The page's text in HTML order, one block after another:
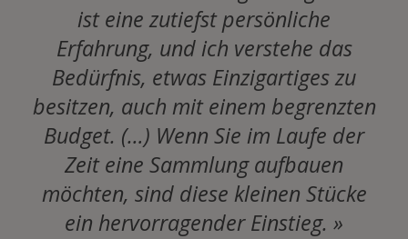
ist eine zutiefst persönliche
Erfahrung, und ich verstehe das
Bedürfnis, etwas Einzigartiges zu
besitzen, auch mit einem begrenzten
Budget. (…) Wenn Sie im Laufe der
Zeit eine Sammlung aufbauen
möchten, sind diese kleinen Stücke
ein hervorragender Einstieg. »